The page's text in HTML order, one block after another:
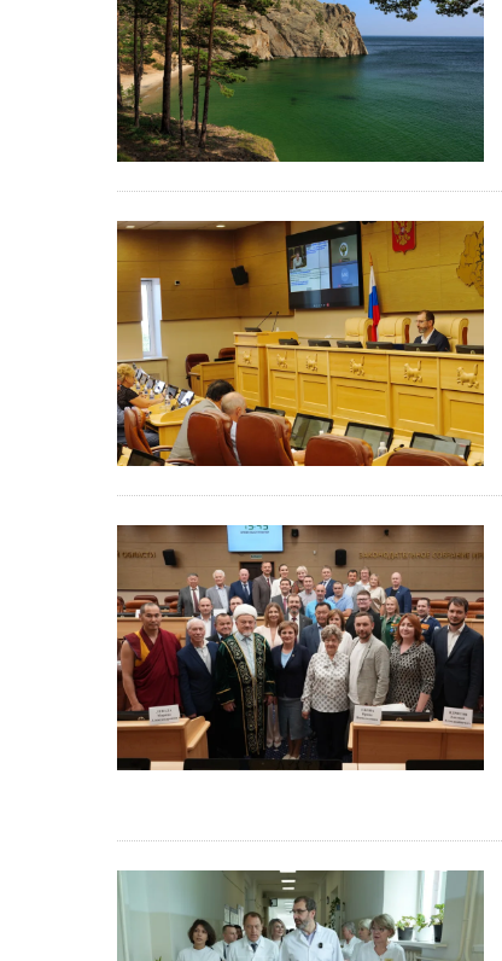
Общество
Общество